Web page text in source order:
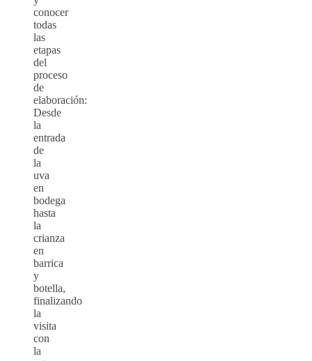
conocer
todas
las
etapas
del
proceso
de
elaboración:
Desde
la
entrada
de
la
uva
en
bodega
hasta
la
crianza
en
barrica
y
botella,
finalizando
la
visita
con
la